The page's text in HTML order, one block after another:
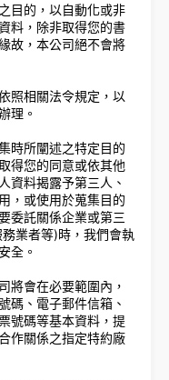
目的，以自動化或非
料，除非取得您的書
故，本公司絕不會將
照相關法令規定，以
理。
時所闡述之特定目的
得您的同意或依其他
資料揭露予第三人、
，或使用於蒐集目的
委託關係企業或第三
業者等)時，我們會執
全。
將會在必要範圍內，
碼、電子郵件信箱、
號碼等基本資料，提
作關係之指定特約廠